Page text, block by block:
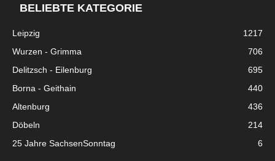
BELIEBTE KATEGORIE
Leipzig
1217
Wurzen - Grimma
706
Delitzsch - Eilenburg
695
Borna - Geithain
440
Altenburg
436
Döbeln
214
25 Jahre SachsenSonntag
6